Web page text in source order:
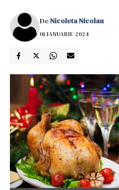
DeNicoleta Nicolau
01 IANUARIE 2024